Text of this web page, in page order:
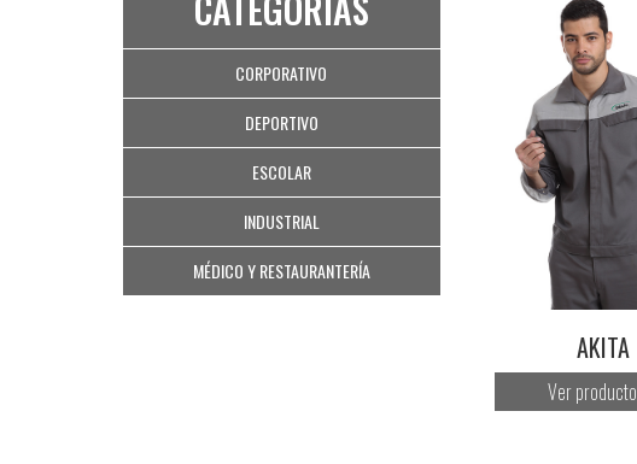
CORPORATIVO
DEPORTIVO
ESCOLAR
INDUSTRIAL
MÉDICO Y RESTAURANTERÍA
AKITA
Ver producto